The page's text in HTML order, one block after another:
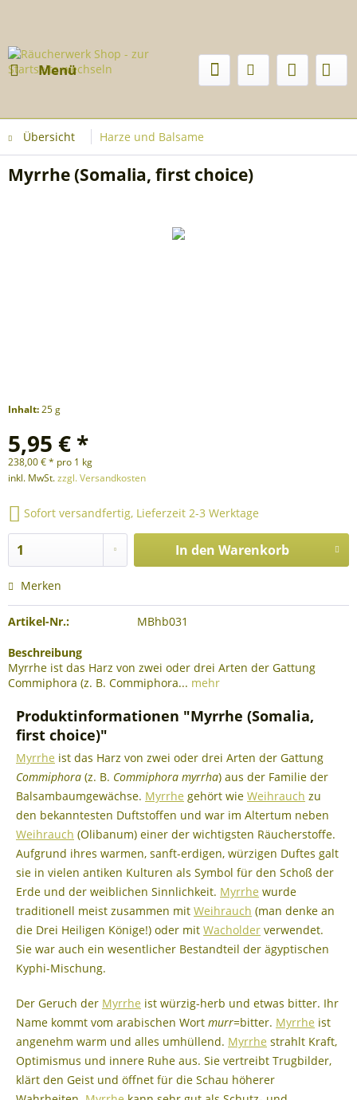
Menü
Übersicht Harze und Balsame
Myrrhe (Somalia, first choice)
Inhalt:25 g
5,95 € *
238,00 € * pro 1 kg
inkl. MwSt.zzgl. Versandkosten
Sofort versandfertig, Lieferzeit 2-3 Werktage
In den Warenkorb
Merken
Artikel-Nr.: MBhb031
Beschreibung
Myrrhe ist das Harz von zwei oder drei Arten der Gattung
Commiphora (z. B. Commiphora... mehr
Produktinformationen "Myrrhe (Somalia,
first choice)"
Myrrhe ist das Harz von zwei oder drei Arten der Gattung
Commiphora (z. B. Commiphora myrrha) aus der Familie der
Balsambaumgewächse. Myrrhe gehört wie Weihrauch zu
den bekanntesten Duftstoffen und war im Altertum neben
Weihrauch (Olibanum) einer der wichtigsten Räucherstoffe.
Aufgrund ihres warmen, sanft-erdigen, würzigen Duftes galt
sie in vielen antiken Kulturen als Symbol für den Schoß der
Erde und der weiblichen Sinnlichkeit. Myrrhe wurde
traditionell meist zusammen mit Weihrauch (man denke an
die Drei Heiligen Könige!) oder mit Wacholder verwendet.
Sie war auch ein wesentlicher Bestandteil der ägyptischen
Kyphi-Mischung.
Der Geruch der Myrrhe ist würzig-herb und etwas bitter. Ihr
Name kommt vom arabischen Wort murr=bitter. Myrrhe ist
angenehm warm und alles umhüllend. Myrrhe strahlt Kraft,
Optimismus und innere Ruhe aus. Sie vertreibt Trugbilder,
klärt den Geist und öffnet für die Schau höherer